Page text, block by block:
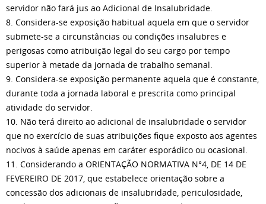
servidor não fará jus ao Adicional de Insalubridade.
8. Considera-se exposição habitual aquela em que o servidor
submete-se a circunstâncias ou condições insalubres e
perigosas como atribuição legal do seu cargo por tempo
superior à metade da jornada de trabalho semanal.
9. Considera-se exposição permanente aquela que é constante,
durante toda a jornada laboral e prescrita como principal
atividade do servidor.
10. Não terá direito ao adicional de insalubridade o servidor
que no exercício de suas atribuições fique exposto aos agentes
nocivos à saúde apenas em caráter esporádico ou ocasional.
11. Considerando a ORIENTAÇÃO NORMATIVA N°4, DE 14 DE
FEVEREIRO DE 2017, que estabelece orientação sobre a
concessão dos adicionais de insalubridade, periculosidade,